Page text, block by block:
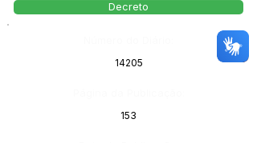
Decreto
14205
153